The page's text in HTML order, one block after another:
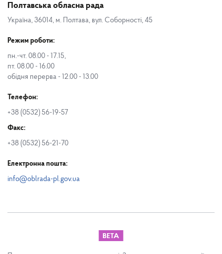
Полтавська обласна рада
Україна, 36014, м. Полтава, вул. Соборності, 45
Режим роботи:
пн.-чт. 08.00 - 17.15,
пт. 08.00 - 16.00
обідня перерва - 12.00 - 13.00
Телефон:
+38 (0532) 56-19-57
Факс:
+38 (0532) 56-21-70
Електронна пошта:
info@oblrada-pl.gov.ua